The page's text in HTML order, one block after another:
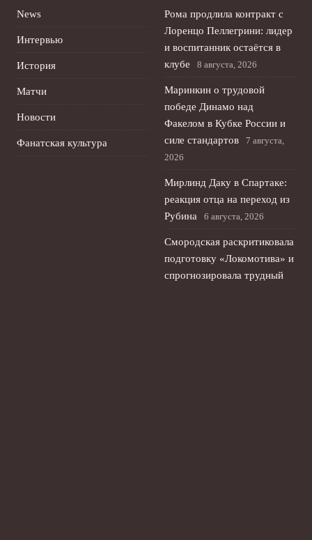
News
Интервью
История
Матчи
Новости
Фанатская культура
Рома продлила контракт с
Лоренцо Пеллегрини: лидер
и воспитанник остаётся в
клубе
8 августа, 2026
Маринкин о трудовой
победе Динамо над
Факелом в Кубке России и
силе стандартов
7 августа,
2026
Мирлинд Даку в Спартаке:
реакция отца на переход из
Рубина
6 августа, 2026
Смородская раскритиковала
подготовку «Локомотива» и
спрогнозировала трудный